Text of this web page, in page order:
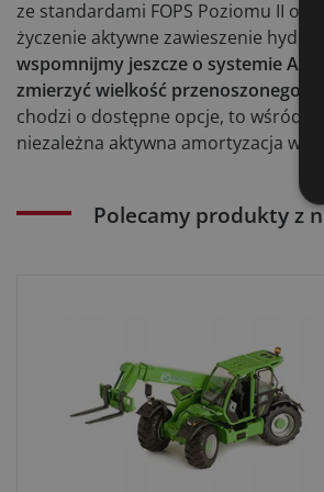
ze standardami FOPS Poziomu II
życzenie aktywne zawieszenie
wspomnijmy jeszcze o systemie
zmierzyć wielkość przenoszonego
chodzi o dostępne opcje, to wśród
niezależna aktywna amortyzacja
Polecamy produkty z